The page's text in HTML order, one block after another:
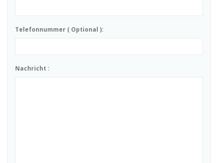
Telefonnummer ( Optional ):
Nachricht :